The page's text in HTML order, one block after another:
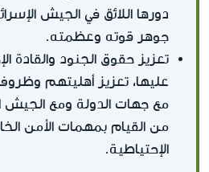
دورها اللائق في الجيش
جوهر قوته وعظمته.
تعزيز حقوق الجنود والقادة
عليها، تعزيز أهليتهم
مع جهات الدولة ومع الجيش
من القيام بمهمات الأمن
الإحتياطية.